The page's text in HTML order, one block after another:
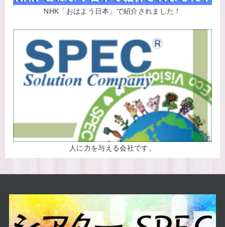
NHK「おはよう日本」で紹介されました！
人に力を与える会社です。